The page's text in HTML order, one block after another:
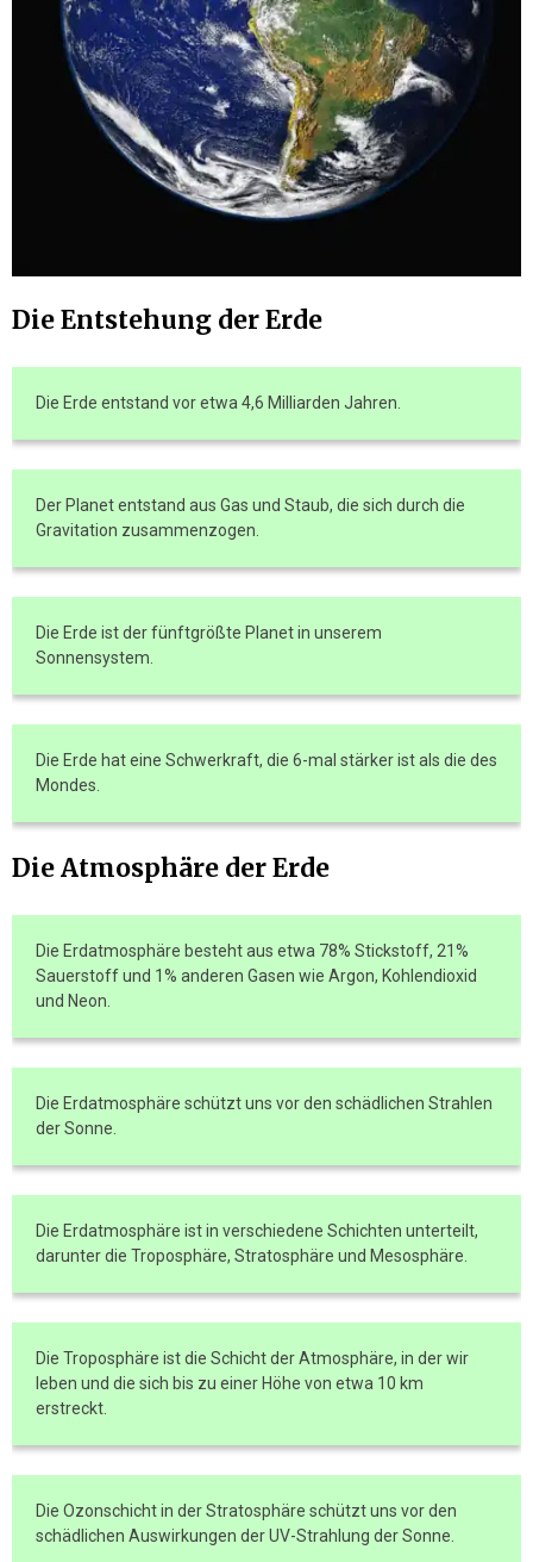
Die Entstehung der Erde
Die Erde entstand vor etwa 4,6 Milliarden Jahren.
Der Planet entstand aus Gas und Staub, die sich durch die
Gravitation zusammenzogen.
Die Erde ist der fünftgrößte Planet in unserem
Sonnensystem.
Die Erde hat eine Schwerkraft, die 6-mal stärker ist als die des
Mondes.
Die Atmosphäre der Erde
Die Erdatmosphäre besteht aus etwa 78% Stickstoff, 21%
Sauerstoff und 1% anderen Gasen wie Argon, Kohlendioxid
und Neon.
Die Erdatmosphäre schützt uns vor den schädlichen Strahlen
der Sonne.
Die Erdatmosphäre ist in verschiedene Schichten unterteilt,
darunter die Troposphäre, Stratosphäre und Mesosphäre.
Die Troposphäre ist die Schicht der Atmosphäre, in der wir
leben und die sich bis zu einer Höhe von etwa 10 km
erstreckt.
Die Ozonschicht in der Stratosphäre schützt uns vor den
schädlichen Auswirkungen der UV-Strahlung der Sonne.